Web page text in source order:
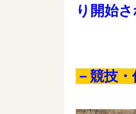
り開始
－競技